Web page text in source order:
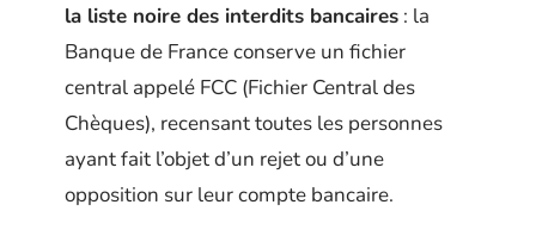
la liste noire des interdits bancaires : la
Banque de France conserve un fichier
central appelé FCC (Fichier Central des
Chèques), recensant toutes les personnes
ayant fait l’objet d’un rejet ou d’une
opposition sur leur compte bancaire.